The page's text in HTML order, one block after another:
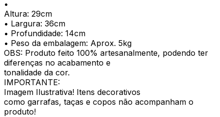
•
Altura: 29cm
• Largura: 36cm
• Profundidade: 14cm
• Peso da embalagem: Aprox. 5kg
OBS: Produto feito 100% artesanalmente, podendo ter
diferenças no acabamento e
tonalidade da cor.
IMPORTANTE:
Imagem Ilustrativa! Itens decorativos
como garrafas, taças e copos não acompanham o
produto!